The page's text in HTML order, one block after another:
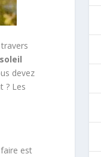
devez
? Les
est